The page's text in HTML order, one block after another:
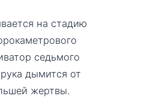
на стадию
седьмого
дымится от
жертвы.